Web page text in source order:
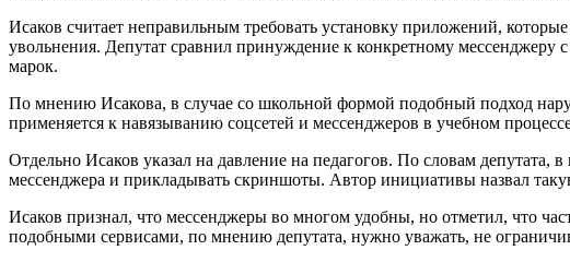
Исаков считает неправильным требовать установку приложений,
увольнения. Депутат сравнил принуждение к конкретному
марок.
По мнению Исакова, в случае со школьной формой подобный подход
применяется к навязыванию соцсетей и мессенджеров в учебном
Отдельно Исаков указал на давление на педагогов. По словам депутата,
мессенджера и прикладывать скриншоты. Автор инициативы назвал
Исаков признал, что мессенджеры во многом удобны, но отметил, что
подобными сервисами, по мнению депутата, нужно уважать, не